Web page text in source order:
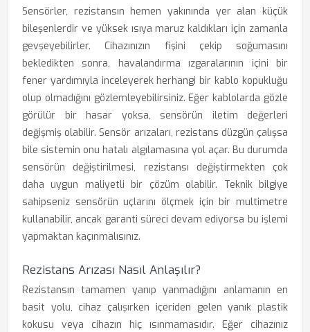
Sensörler, rezistansın hemen yakınında yer alan küçük
bileşenlerdir ve yüksek ısıya maruz kaldıkları için zamanla
gevşeyebilirler. Cihazınızın fişini çekip soğumasını
bekledikten sonra, havalandırma ızgaralarının içini bir
fener yardımıyla inceleyerek herhangi bir kablo kopukluğu
olup olmadığını gözlemleyebilirsiniz. Eğer kablolarda gözle
görülür bir hasar yoksa, sensörün iletim değerleri
değişmiş olabilir. Sensör arızaları, rezistans düzgün çalışsa
bile sistemin onu hatalı algılamasına yol açar. Bu durumda
sensörün değiştirilmesi, rezistansı değiştirmekten çok
daha uygun maliyetli bir çözüm olabilir. Teknik bilgiye
sahipseniz sensörün uçlarını ölçmek için bir multimetre
kullanabilir, ancak garanti süreci devam ediyorsa bu işlemi
yapmaktan kaçınmalısınız.
Rezistans Arızası Nasıl Anlaşılır?
Rezistansın tamamen yanıp yanmadığını anlamanın en
basit yolu, cihaz çalışırken içeriden gelen yanık plastik
kokusu veya cihazın hiç ısınmamasıdır. Eğer cihazınız